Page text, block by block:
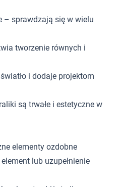
– sprawdzają się w wielu
tworzenie równych i
i dodaje projektom
są trwałe i estetyczne w
elementy ozdobne
lub uzupełnienie